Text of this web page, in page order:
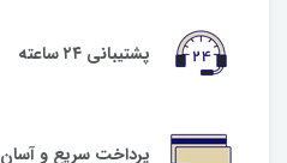
پشتیبانی ۲۴ ساعته
پرداخت سریع و آسان